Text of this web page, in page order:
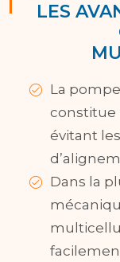
LES
La
constitue
évitant
Dans la